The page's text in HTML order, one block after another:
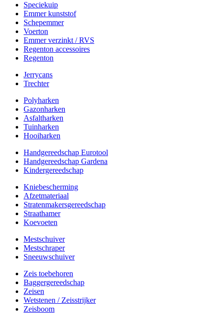
Speciekuip
Emmer kunststof
Schepemmer
Voerton
Emmer verzinkt / RVS
Regenton accessoires
Regenton
Jerrycans
Trechter
Polyharken
Gazonharken
Asfaltharken
Tuinharken
Hooiharken
Handgereedschap Eurotool
Handgereedschap Gardena
Kindergereedschap
Kniebescherming
Afzetmateriaal
Stratenmakersgereedschap
Straathamer
Koevoeten
Mestschuiver
Mestschraper
Sneeuwschuiver
Zeis toebehoren
Baggergereedschap
Zeisen
Wetstenen / Zeisstrijker
Zeisboom